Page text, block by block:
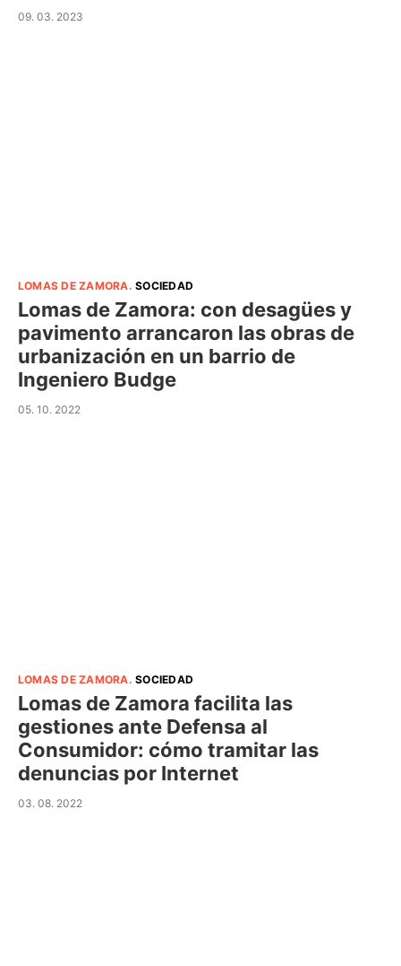
09. 03. 2023
LOMAS DE ZAMORA.SOCIEDAD
Lomas de Zamora: con desagües y
pavimento arrancaron las obras de
urbanización en un barrio de
Ingeniero Budge
05. 10. 2022
LOMAS DE ZAMORA.SOCIEDAD
Lomas de Zamora facilita las
gestiones ante Defensa al
Consumidor: cómo tramitar las
denuncias por Internet
03. 08. 2022